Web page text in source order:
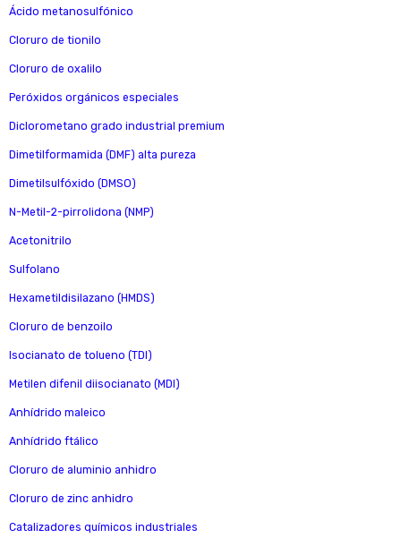
Ácido metanosulfónico
Cloruro de tionilo
Cloruro de oxalilo
Peróxidos orgánicos especiales
Diclorometano grado industrial premium
Dimetilformamida (DMF) alta pureza
Dimetilsulfóxido (DMSO)
N-Metil-2-pirrolidona (NMP)
Acetonitrilo
Sulfolano
Hexametildisilazano (HMDS)
Cloruro de benzoilo
Isocianato de tolueno (TDI)
Metilen difenil diisocianato (MDI)
Anhídrido maleico
Anhídrido ftálico
Cloruro de aluminio anhidro
Cloruro de zinc anhidro
Catalizadores químicos industriales